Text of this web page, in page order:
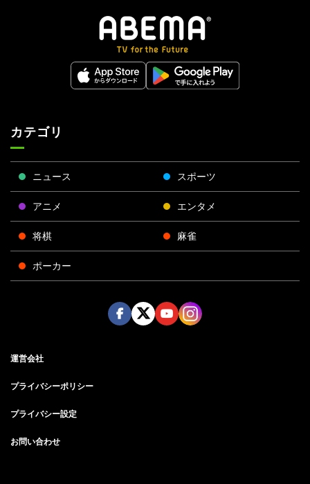
カテゴリ
ニュース スポーツ
アニメ エンタメ
将棋 麻雀
ポーカー
運営会社
プライバシーポリシー
プライバシー設定
お問い合わせ